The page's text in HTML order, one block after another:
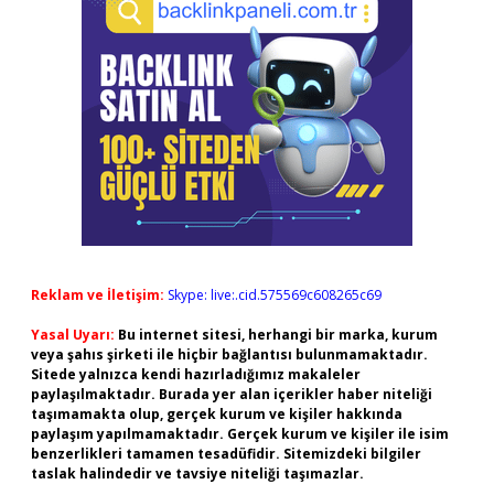
Reklam ve İletişim: Skype: live:.cid.575569c608265c69
Yasal Uyarı: Bu internet sitesi, herhangi bir marka, kurum
veya şahıs şirketi ile hiçbir bağlantısı bulunmamaktadır.
Sitede yalnızca kendi hazırladığımız makaleler
paylaşılmaktadır. Burada yer alan içerikler haber niteliği
taşımamakta olup, gerçek kurum ve kişiler hakkında
paylaşım yapılmamaktadır. Gerçek kurum ve kişiler ile isim
benzerlikleri tamamen tesadüfidir. Sitemizdeki bilgiler
taslak halindedir ve tavsiye niteliği taşımazlar.